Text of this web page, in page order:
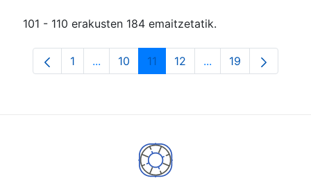
101 - 110 erakusten 184 emaitzetatik.
Orrialdea
1 ...Intermediate Pages Use TAB to navigate.
Orrialdea
10 Orrialdea
11 Orrialdea
12 ...Intermediate
Orrialdea
19